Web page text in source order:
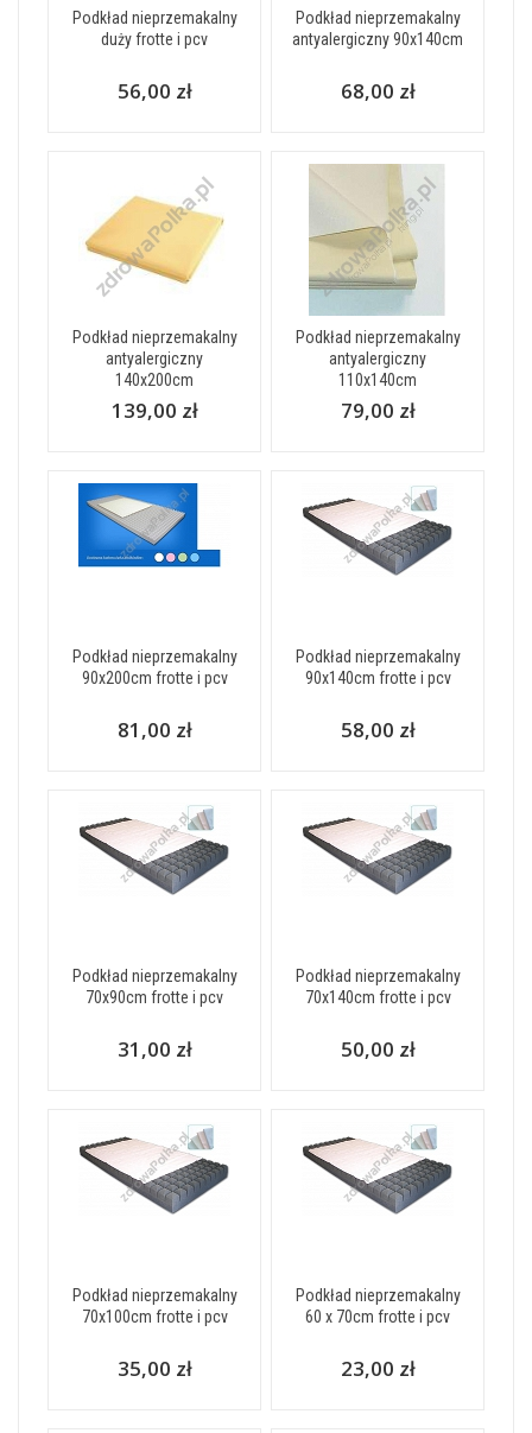
Podkład nieprzemakalny
duży frotte i pcv
56,00 zł
Podkład nieprzemakalny
antyalergiczny 90x140cm
68,00 zł
Podkład nieprzemakalny
antyalergiczny
140x200cm
139,00 zł
Podkład nieprzemakalny
antyalergiczny
110x140cm
79,00 zł
Podkład nieprzemakalny
90x200cm frotte i pcv
81,00 zł
Podkład nieprzemakalny
90x140cm frotte i pcv
58,00 zł
Podkład nieprzemakalny
70x90cm frotte i pcv
31,00 zł
Podkład nieprzemakalny
70x140cm frotte i pcv
50,00 zł
Podkład nieprzemakalny
70x100cm frotte i pcv
35,00 zł
Podkład nieprzemakalny
60 x 70cm frotte i pcv
23,00 zł